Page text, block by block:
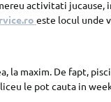
activitati jucause,
este locul unde
la maxim. De fapt,
le pot cauta in